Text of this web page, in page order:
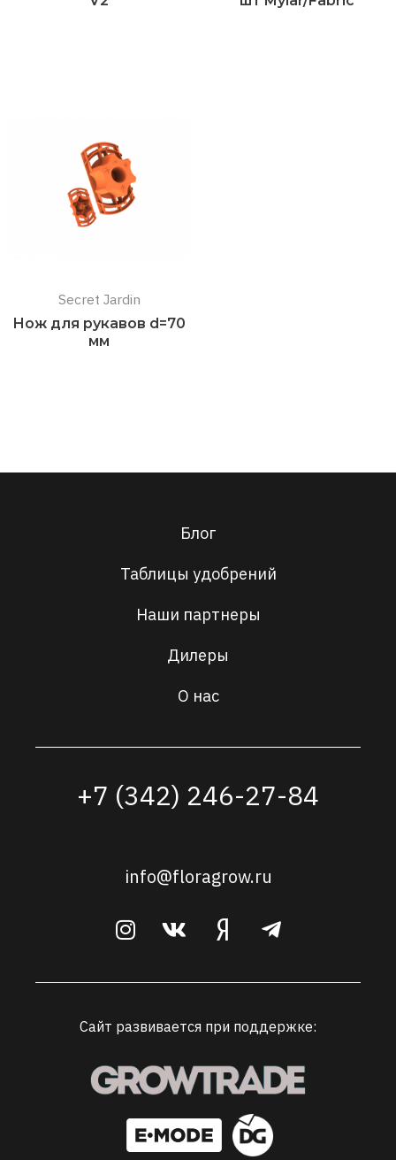
Secret Jardin
Нож для рукавов d=70
мм
Блог
Таблицы удобрений
Наши партнеры
Дилеры
О нас
+7 (342) 246-27-84
info@floragrow.ru
Сайт развивается при поддержке: